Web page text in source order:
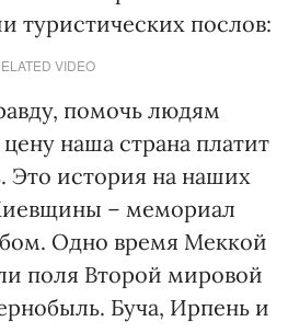
туристических послов:
VIDEO
помочь людям
наша страна платит
Это история на наших
– мемориал
Одно время Меккой
поля Второй мировой
Буча, Ирпень и